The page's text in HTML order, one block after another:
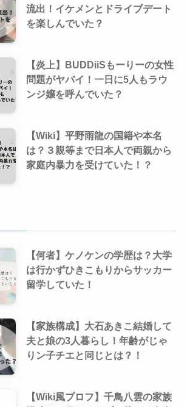
流出！イケメンとドライブデート
を楽しんでいた？
【炎上】BUDDiiSもーりーの女性
問題がヤバイ！一日に5人もラウ
ンジ嬢を呼んでいた？
【Wiki】平野雨龍の国籍や本名
は？３親等まで日本人で両親から
家庭内暴力を受けていた！？
【何者】ケノケンの学歴は？大学
は行かずひきこもりからサッカー
留学していた！
【家族構成】大石あきこ結婚して
夫と娘の3人暮らし！年齢がじゃ
りン子チエと同じとは？！
【Wiki風プロフ】千鳥八雲の家族